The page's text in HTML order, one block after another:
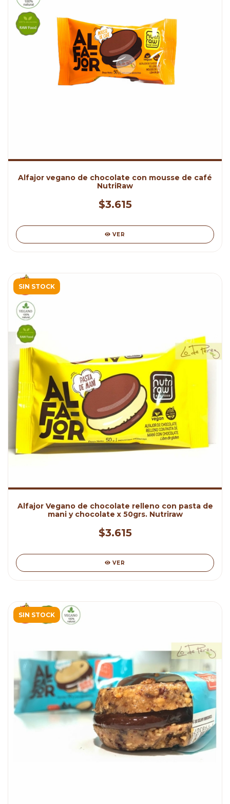
Alfajor vegano de chocolate con mousse de café
NutriRaw
$3.615
VER
SIN STOCK
Alfajor Vegano de chocolate relleno con pasta de
mani y chocolate x 50grs. Nutriraw
$3.615
VER
SIN STOCK